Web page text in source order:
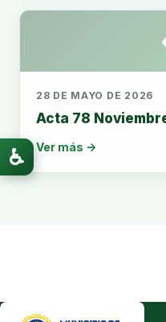
28 DE MAYO DE 2026
Acta 78
Ver más →
♿